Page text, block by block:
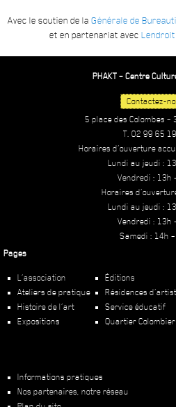
Avec le soutien de laGénérale de
et en partenariat avec
PHAKT – Centre
Contactez-
5 place des Colombes –
T. 02 99 65
Horaires d’ouverture
Lundi au jeudi :
Vendredi : 13h
Horaires
Lundi au jeudi :
Vendredi : 13h
Samedi : 14h
Pages
L’association
Ateliers de pratique
Histoire de l’art
Expositions
Éditions
Résidences
Service éducatif
Quartier Colombier
Informations pratiques
Nos partenaires, notre réseau